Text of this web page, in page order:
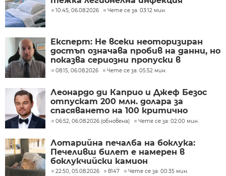
10:45, 06.08.2026 Чете се за: 03:12 мин.
Експерт: Не всеки неоторизиран
достъп означава пробив на данни, но
показва сериозни пропуски в
киберсигурността
08:15, 06.08.2026 Чете се за: 05:52 мин.
Леонардо ди Каприо и Джеф Безос
отпускат 200 млн. долара за
спасяването на 100 критично
застрашени вида
06:52, 06.08.2026 (обновена) Чете се за: 02:00 мин.
Лотарийна печалба на боклука:
Печеливш билет е намерен в
боклукчийски камион
22:50, 05.08.2026 8147 Чете се за: 00:35 мин.